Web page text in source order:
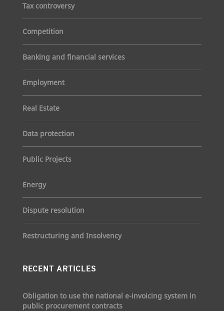
Tax controversy
Competition
Banking and financial services
Employment
Real Estate
Data protection
Public Projects
Energy
Dispute resolution
Restructuring and Insolvency
RECENT ARTICLES
Obligation to use the national e-invoicing system in
public procurement contracts